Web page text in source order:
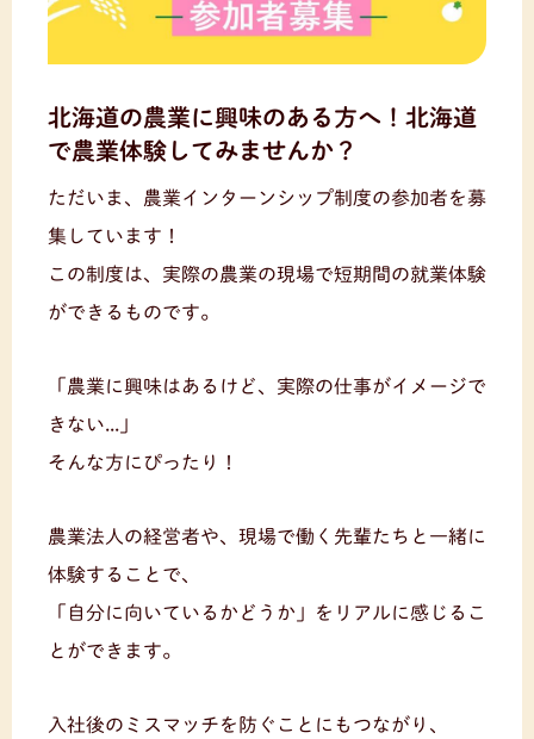
北海道の農業に興味のある方へ！北海道
で農業体験してみませんか？
ただいま、農業インターンシップ制度の参加者を募
集しています！
この制度は、実際の農業の現場で短期間の就業体験
ができるものです。
「農業に興味はあるけど、実際の仕事がイメージで
きない...」
そんな方にぴったり！
農業法人の経営者や、現場で働く先輩たちと一緒に
体験することで、
「自分に向いているかどうか」をリアルに感じるこ
とができます。
入社後のミスマッチを防ぐことにもつながり、